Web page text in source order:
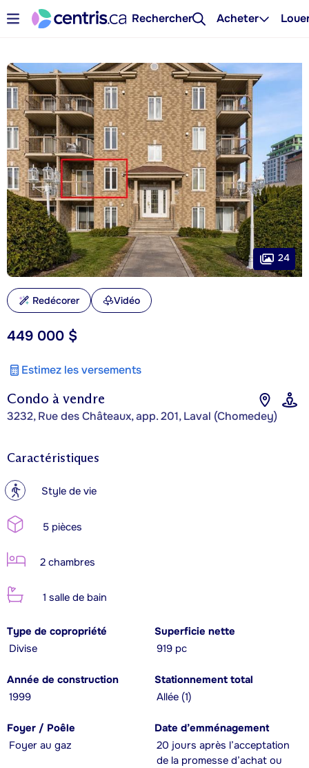
Rechercher Acheter
Condo à vendre
3232, Rue des Châteaux, app. 201, Laval (Chomedey)
449 000 $
Estimez les versements
24
Redécorer Vidéo
Caractéristiques
? Style de vie
5 pièces
2 chambres
1 salle de bain
Type de copropriété
Divise
Superficie nette
919 pc
Année de construction
1999
Stationnement total
Allée (1)
Foyer / Poêle
Foyer au gaz
Date d’emménagement
20 jours après l’acceptation
de la promesse d’achat ou